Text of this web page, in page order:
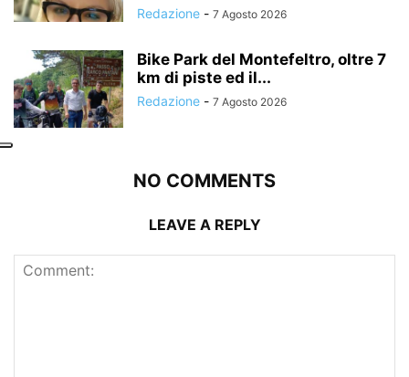
Redazione - 7 Agosto 2026
Bike Park del Montefeltro, oltre 7
km di piste ed il...
Redazione - 7 Agosto 2026
NO COMMENTS
LEAVE A REPLY